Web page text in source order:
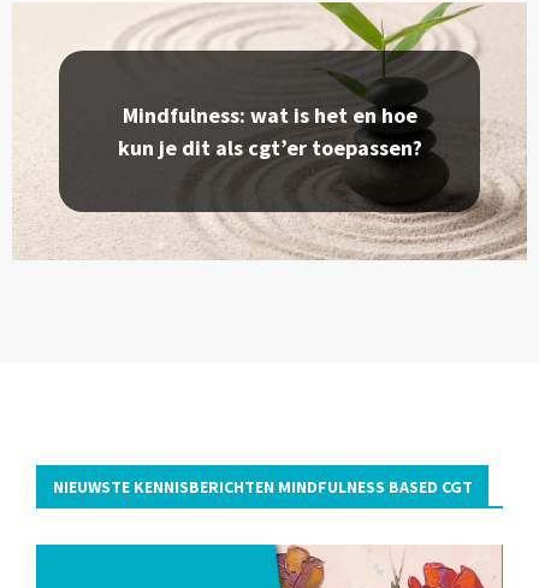
Mindfulness: wat is het en hoe
kun je dit als cgt’er toepassen?
NIEUWSTE KENNISBERICHTEN MINDFULNESS BASED CGT